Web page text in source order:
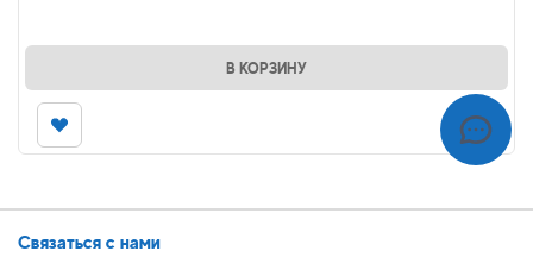
В КОРЗИНУ
Связаться с нами